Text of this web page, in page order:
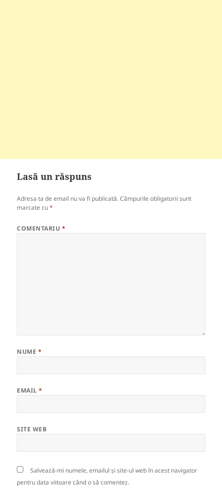
Lasă un răspuns
Adresa ta de email nu va fi publicată. Câmpurile obligatorii sunt
marcate cu*
COMENTARIU *
NUME *
EMAIL*
SITE WEB
Salvează-mi numele, emailul și site-ul web în acest navigator
pentru data viitoare când o să comentez.